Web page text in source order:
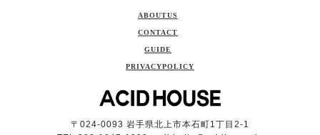
ABOUTUS
CONTACT
GUIDE
PRIVACYPOLICY
〒024-0093 岩手県北上市本石町1丁目2-1